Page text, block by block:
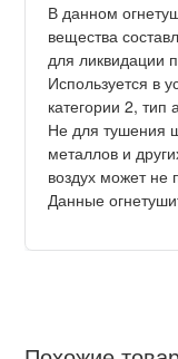
В данном
вещества
для ликвидации
Используется в
категории 2,
Не для тушения
металлов и
воздух может не
Данные